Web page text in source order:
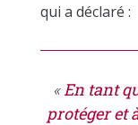
qui a déclaré :
«En tant
protéger et